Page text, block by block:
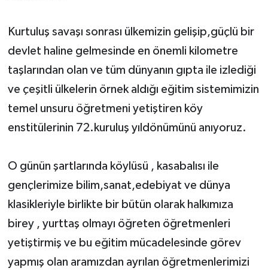
Kurtuluş savaşı sonrası ülkemizin gelişip,güçlü bir
devlet haline gelmesinde en önemli kilometre
taşlarından olan ve tüm dünyanın gıpta ile izlediği
ve çeşitli ülkelerin örnek aldığı eğitim sistemimizin
temel unsuru öğretmeni yetiştiren köy
enstitülerinin 72.kuruluş yıldönümünü anıyoruz.
O günün şartlarında köylüsü , kasabalısı ile
gençlerimize bilim,sanat,edebiyat ve dünya
klasikleriyle birlikte bir bütün olarak halkımıza
birey , yurttaş olmayı öğreten öğretmenleri
yetiştirmiş ve bu eğitim mücadelesinde görev
yapmış olan aramızdan ayrılan öğretmenlerimizi